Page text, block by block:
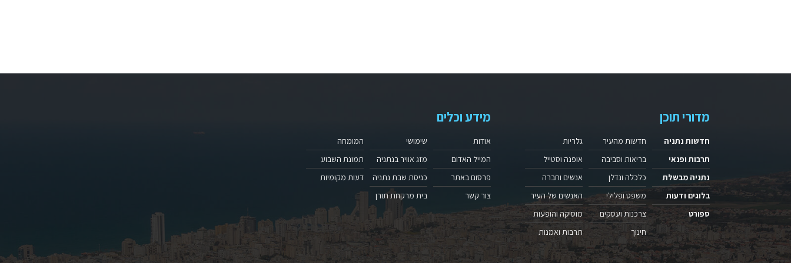
מדורי תוכן
חדשות נתניה
תרבות ופנאי
נתניה מבשלת
בלוגים ודעות
ספורט
חדשות מהעיר
בריאות וסביבה
כלכלה ונדלן
משפט ופלילי
צרכנות ועסקים
חינוך
גלריות
אופנה וסטייל
אנשים וחברה
האנשים של העיר
מוסיקה והופעות
תרבות ואמנות
מידע וכלים
אודות
המייל האדום
פרסום באתר
צור קשר
שימושי
מזג אוויר בנתניה
כניסת שבת נתניה
בית מרקחת תורן
המומחה
תמונת השבוע
דעות מקומיות